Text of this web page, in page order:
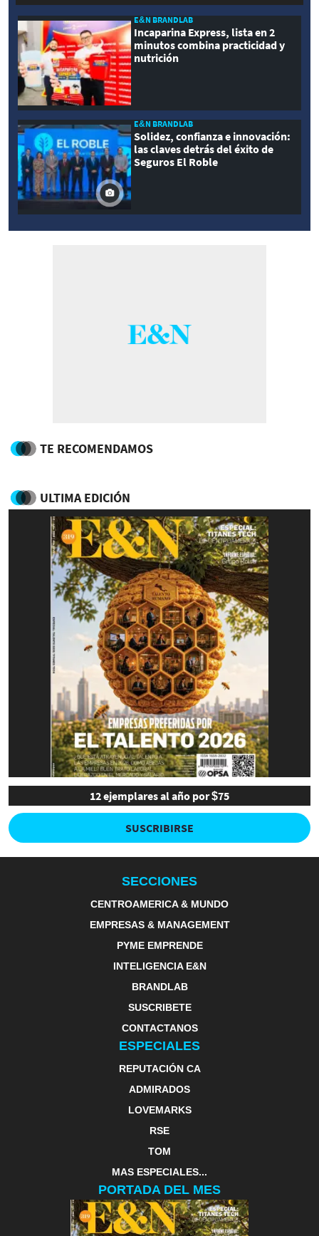
E&N BRANDLAB
Incaparina Express, lista en 2
minutos combina practicidad y
nutrición
E&N BRANDLAB
Solidez, confianza e innovación:
las claves detrás del éxito de
Seguros El Roble
TE RECOMENDAMOS
ULTIMA EDICIÓN
12 ejemplares al año por $75
SUSCRIBIRSE
SECCIONES
CENTROAMERICA & MUNDO
EMPRESAS & MANAGEMENT
PYME EMPRENDE
INTELIGENCIA E&N
BRANDLAB
SUSCRIBETE
CONTACTANOS
ESPECIALES
REPUTACIÓN CA
ADMIRADOS
LOVEMARKS
RSE
TOM
MAS ESPECIALES...
PORTADA DEL MES